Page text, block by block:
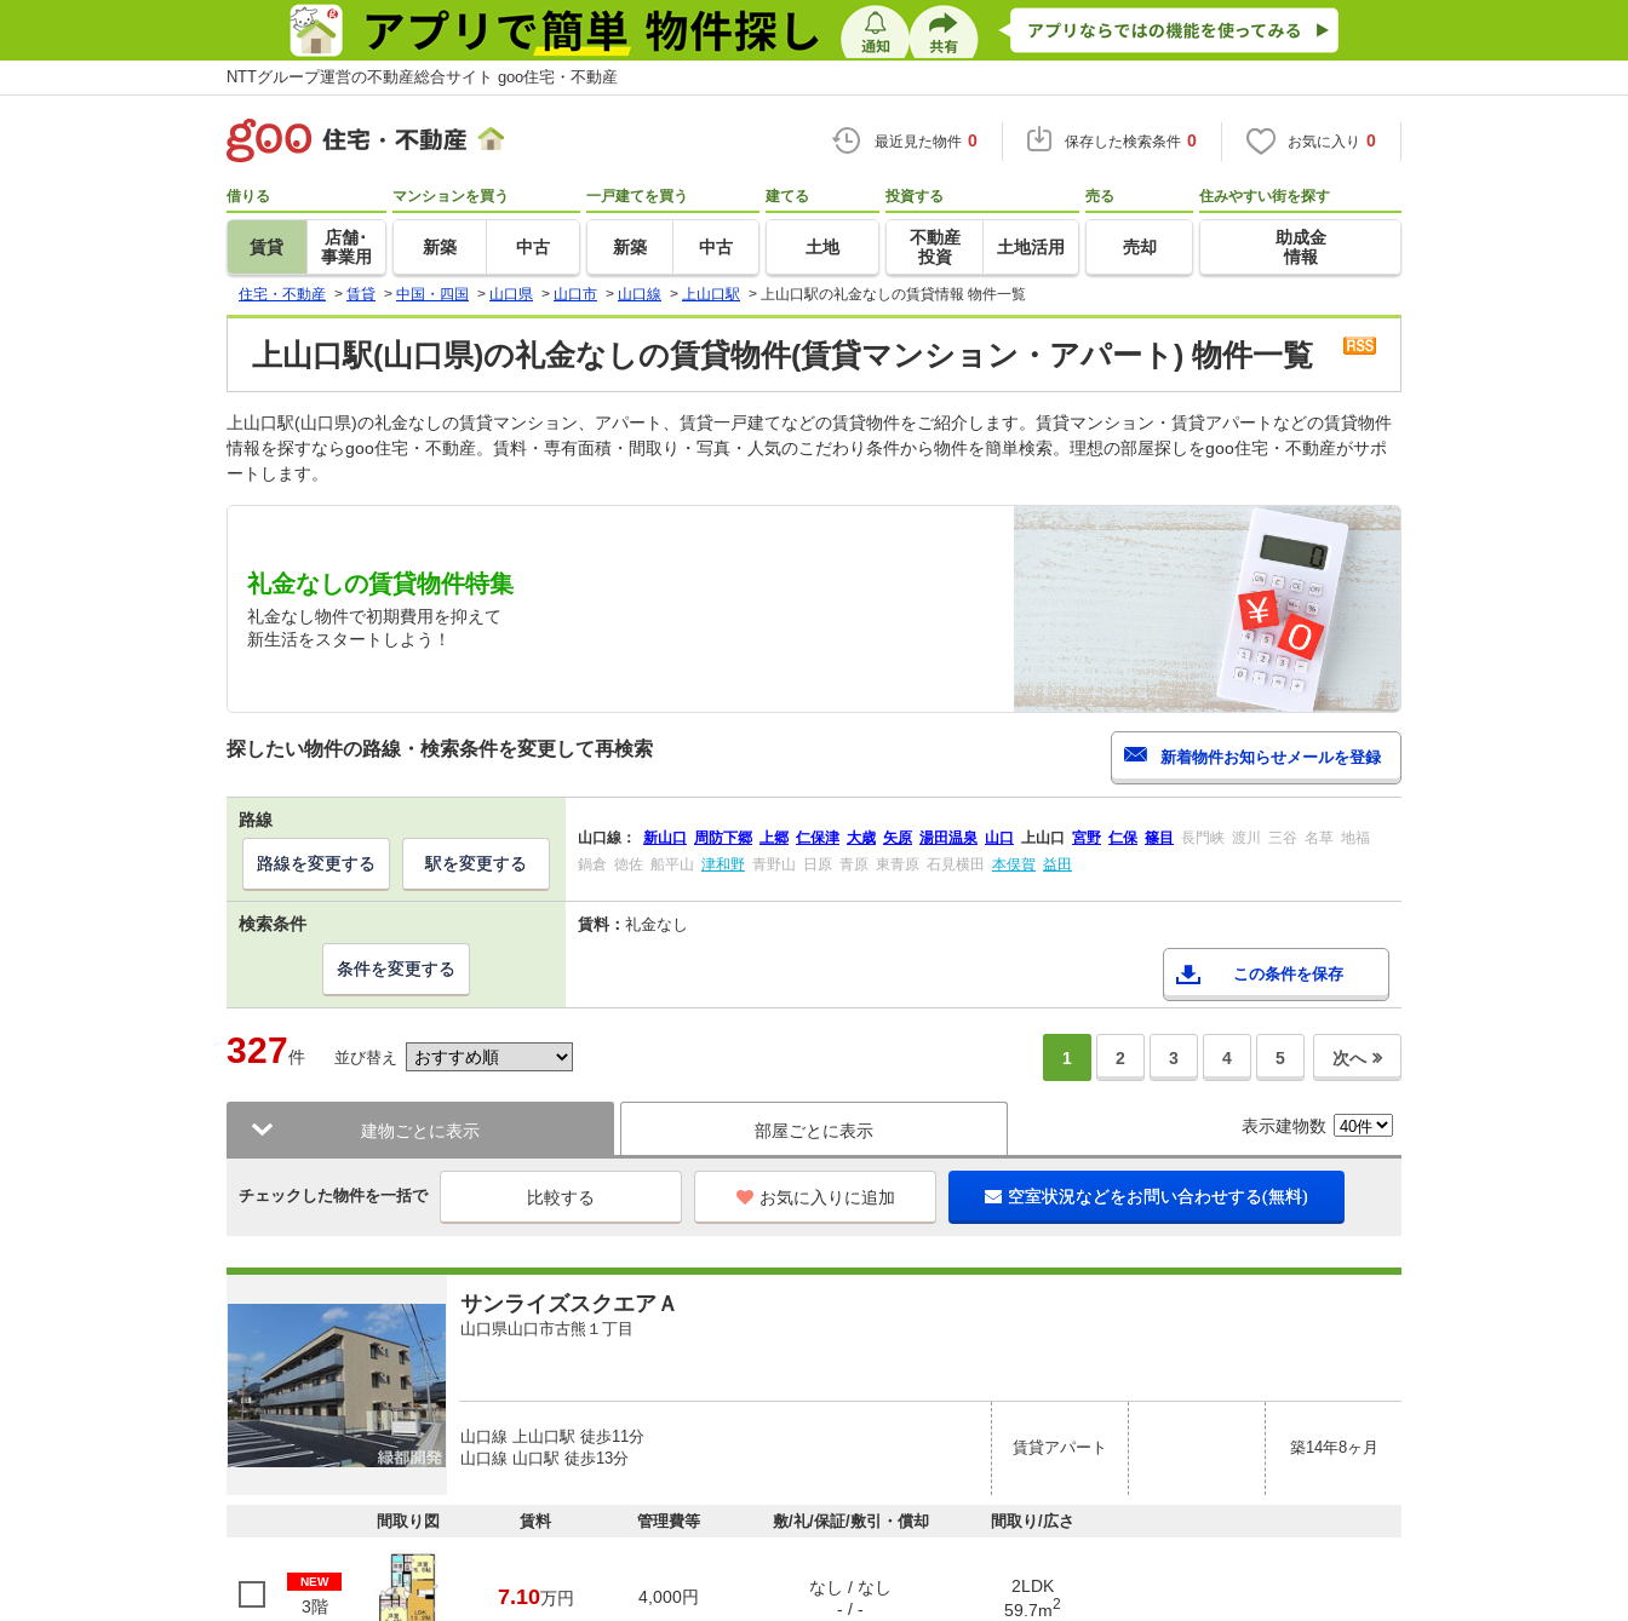
NTTグループ運営の不動産総合サイト goo住宅・不動産
最近見た物件 0 保存した検索条件 0 お気に入り 0
借りる
賃貸
店舗･
事業用
マンションを買う
新築 中古
一戸建てを買う
新築 中古
建てる
土地
投資する
不動産
投資
土地活用
売る
売却
住みやすい街を探す
助成金
情報
住宅・不動産 > 賃貸 > 中国・四国 > 山口県 > 山口市 > 山口線 > 上山口駅 > 上山口駅の礼金なしの賃貸情報 物件一覧
上山口駅(山口県)の礼金なしの賃貸物件(賃貸マンション・アパート) 物件一覧
上山口駅(山口県)の礼金なしの賃貸マンション、アパート、賃貸一戸建てなどの賃貸物件をご紹介します。賃貸マンション・賃貸アパートなどの賃貸物件
情報を探すならgoo住宅・不動産。賃料・専有面積・間取り・写真・人気のこだわり条件から物件を簡単検索。理想の部屋探しをgoo住宅・不動産がサポ
ートします。
礼金なしの賃貸物件特集
礼金なし物件で初期費用を抑えて
新生活をスタートしよう！
探したい物件の路線・検索条件を変更して再検索
路線
山口線： 新山口 周防下郷 上郷 仁保津 大歳 矢原 湯田温泉 山口 上山口 宮野 仁保 篠目 長門峡 渡川 三谷 名草 地福
鍋倉 徳佐 船平山 津和野 青野山 日原 青原 東青原 石見横田 本俣賀 益田
路線を変更する 駅を変更する
検索条件 賃料： 礼金なし
この条件を保存
条件を変更する
327件 並び替え 1 2 3 4 5 次へ
建物ごとに表示 部屋ごとに表示 表示建物数
チェックした物件を一括で お気に入りに追加 空室状況などをお問い合わせする(無料)
サンライズスクエアＡ
山口県山口市古熊１丁目
山口線 上山口駅 徒歩11分
山口線 山口駅 徒歩13分
賃貸アパート 築14年8ヶ月
間取り図 賃料 管理費等 敷/礼/保証/敷引・償却 間取り/広さ
NEW
3階 7.10万円 4,000円
なし / なし
- / -
2LDK
59.7m2